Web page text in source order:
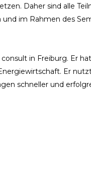
Daher sind alle
im Rahmen des
in Freiburg. Er
Er
schneller und